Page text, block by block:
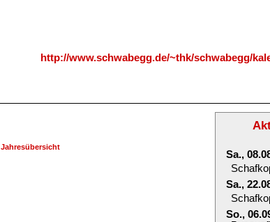
http://www.schwabegg.de/~thk/schwabegg/
Jahresübersicht
Sa.,
Sa.,
So.,